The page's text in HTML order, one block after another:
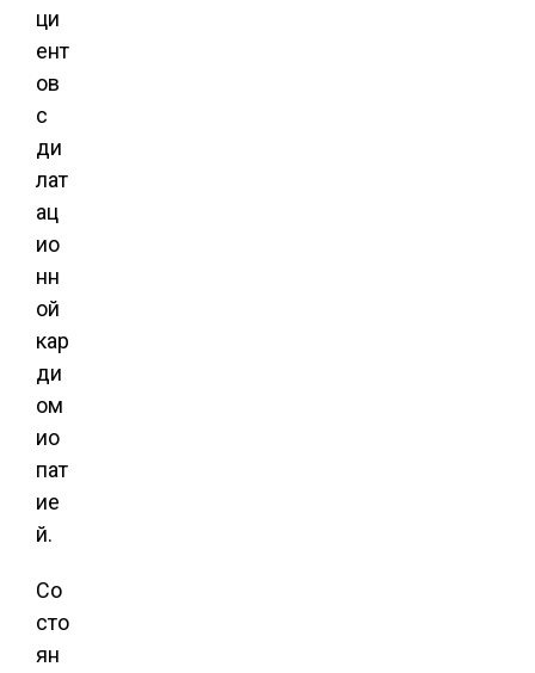
ци
ент
ов
с
ди
лат
ац
ио
нн
ой
кар
ди
ом
ио
пат
ие
й.
Со
сто
ян